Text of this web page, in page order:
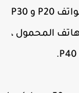
من بين الجميع ، فهو تقنية الكاميرا ، ترفع هواتف P20 و P30
المحمول ،